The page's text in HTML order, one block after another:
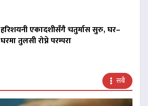
हरिशयनी एकादशीसँगै चतुर्मास सुरु, घर–
घरमा तुलसी रोप्ने परम्परा
सबै